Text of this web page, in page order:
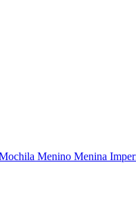
Menino Menina